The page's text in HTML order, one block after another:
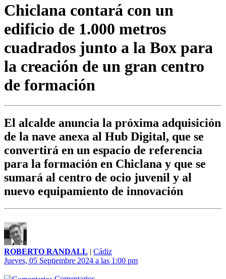
Chiclana contará con un
edificio de 1.000 metros
cuadrados junto a la Box para
la creación de un gran centro
de formación
El alcalde anuncia la próxima adquisición
de la nave anexa al Hub Digital, que se
convertirá en un espacio de referencia
para la formación en Chiclana y que se
sumará al centro de ocio juvenil y al
nuevo equipamiento de innovación
ROBERTO RANDALL | Cádiz
Jueves, 05 Septiembre 2024 a las 1:00 pm